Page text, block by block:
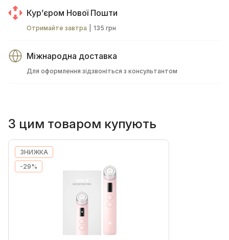
Курʼєром Нової Пошти
Отримайте завтра 135 грн
Міжнародна доставка
Для оформлення зідзвоніться з консультантом
З цим товаром купують
ЗНИЖКА
-29%